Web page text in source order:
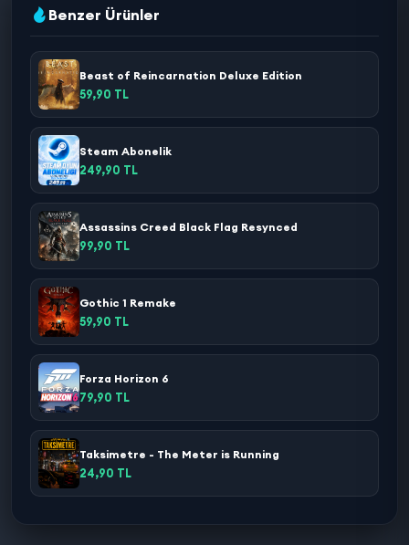
Benzer Ürünler
Beast of Reincarnation Deluxe Edition
59,90 TL
Steam Abonelik
249,90 TL
Assassins Creed Black Flag Resynced
99,90 TL
Gothic 1 Remake
59,90 TL
Forza Horizon 6
79,90 TL
Taksimetre - The Meter is Running
24,90 TL